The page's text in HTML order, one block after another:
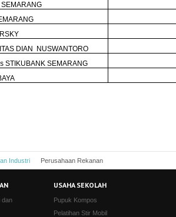
SEMARANG
DIAN NUSWANTORO
STIKUBANK SEMARANG
Industri Perusahaan Rekanan
dan
USAHA SEKOLAH
Pupuk Kompos
Pelatihan Stir Mobil